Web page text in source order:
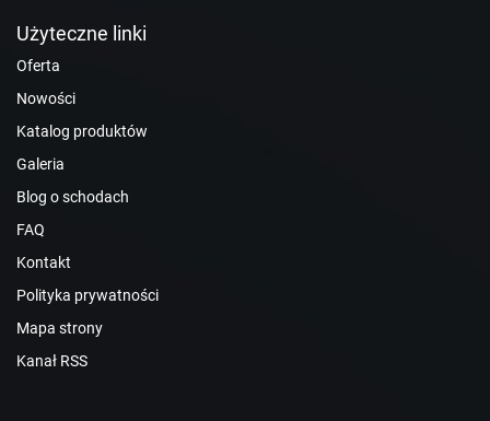
Użyteczne linki
Oferta
Nowości
Katalog produktów
Galeria
Blog o schodach
FAQ
Kontakt
Polityka prywatności
Mapa strony
Kanał RSS